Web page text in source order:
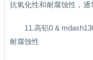
抗氧化性和耐腐蚀性，通
11.高铝0 &
耐腐蚀性